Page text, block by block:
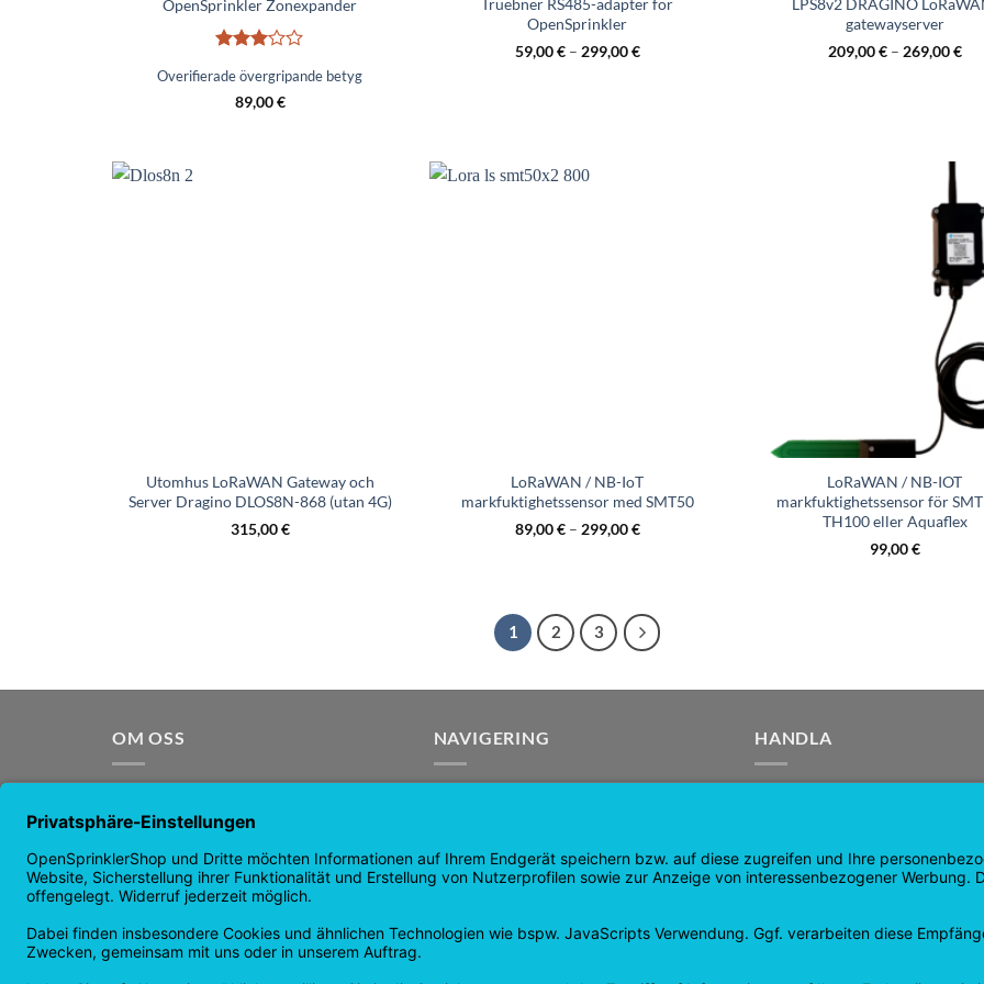
OpenSprinkler Zonexpander
3av 5
Overifierade övergripande betyg
89,00€
OpenSprinkler
59,00€– 299,00€
gatewayserver
209,00€– 269,00€
Utomhus LoRaWAN Gateway och
Server Dragino DLOS8N-868 (utan 4G)
315,00€
LoRaWAN / NB-IoT
markfuktighetssensor med SMT50
89,00€– 299,00€
LoRaWAN / NB-IOT
markfuktighetssensor för
TH100 eller Aquaflex
99,00€
1 2 3
OM OSS
bevattningssystem med öppen
källkod. Använd kraften i OpenSource
och automatisera din bevattning!
NAVIGERING
nyheter
garanti
Sekretesspolicy
HANDLA
Checka ut
Mitt konto